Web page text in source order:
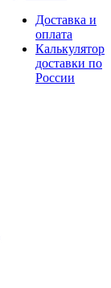
Доставка и
оплата
Калькулятор
доставки по
России